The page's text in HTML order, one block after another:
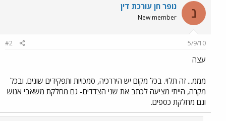
נ נופר חן עורכת דין
New member
5/9/10
#2
עצה
מממ... זה תלוי. בכל מקום יש היררכיה, סמכויות ותפקידים שונים. ובכל
מקרה, הייתי מציעה לכתב את שני הצדדים- גם מחלקת משאבי אנוש
וגם מחלקת כספים.